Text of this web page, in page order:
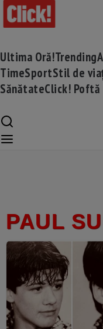
Ultima Oră!Trending
TimeSportStil de
SănătateClick! Poftă
PAUL